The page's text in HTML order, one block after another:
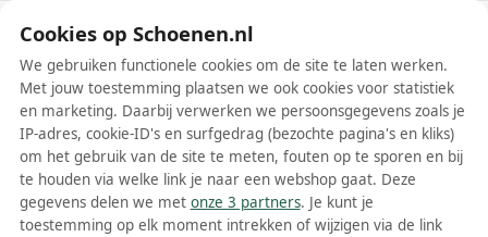
Schoenen.nl
Wis filters Alle filters
Adidas Fortarun schoenen
Cookies op Schoenen.nl
We gebruiken functionele cookies om de site te laten werken.
Met jouw toestemming plaatsen we ook cookies voor statistiek
en marketing. Daarbij verwerken we persoonsgegevens zoals je
IP-adres, cookie-ID's en surfgedrag (bezochte pagina's en kliks)
om het gebruik van de site te meten, fouten op te sporen en bij
te houden via welke link je naar een webshop gaat. Deze
gegevens delen we met onze 3 partners. Je kunt je
toestemming op elk moment intrekken of wijzigen via de link